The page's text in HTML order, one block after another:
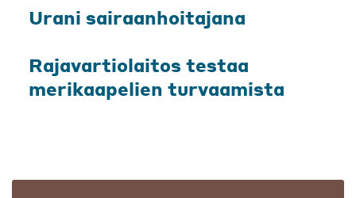
Urani sairaanhoitajana
Rajavartiolaitos testaa
merikaapelien turvaamista